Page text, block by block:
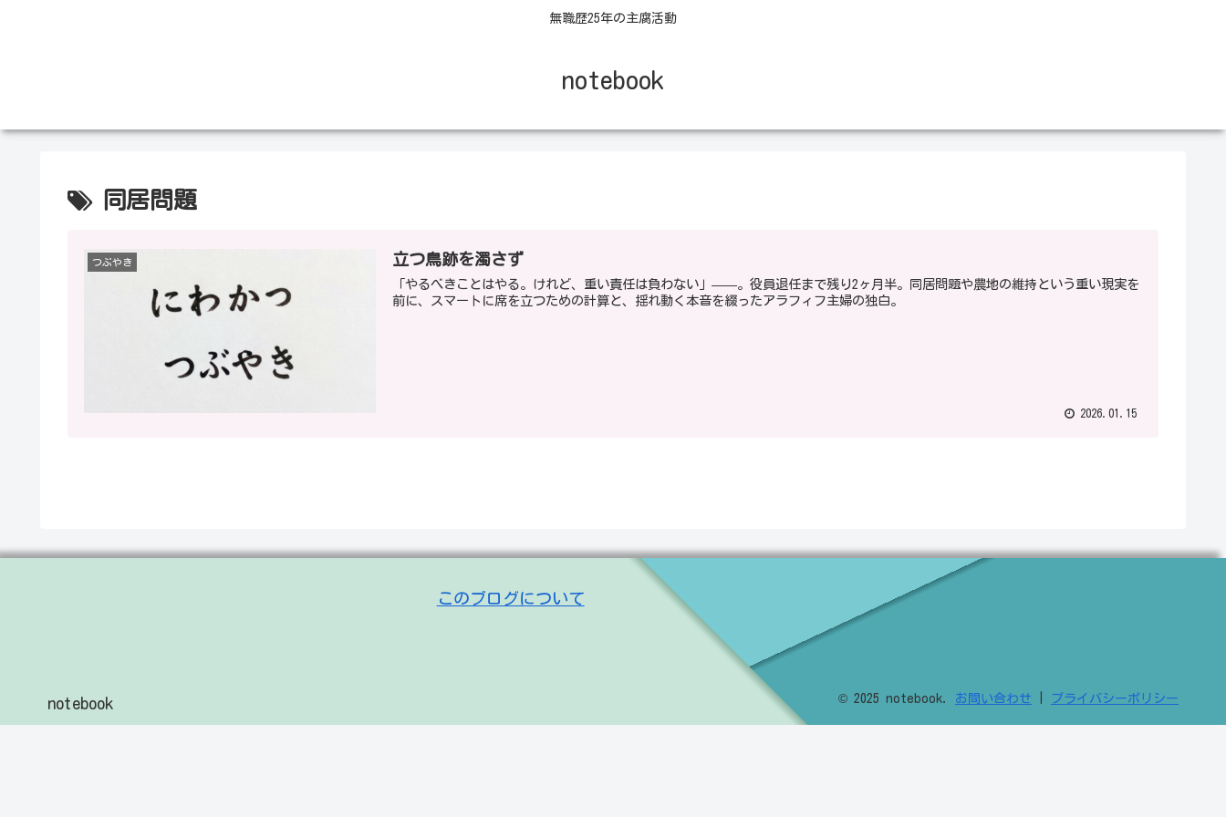
無職歴25年の主腐活動
notebook
同居問題
つぶやき 立つ鳥跡を濁さず
「やるべきことはやる。けれど、重い責任は負わない」——。役員退任まで残り2ヶ月半。同居問題や農地の維持という重い現実を
前に、スマートに席を立つための計算と、揺れ動く本音を綴ったアラフィフ主婦の独白。
2026.01.15
このブログについて
notebook © 2025 notebook. お問い合わせ プライバシーポリシー